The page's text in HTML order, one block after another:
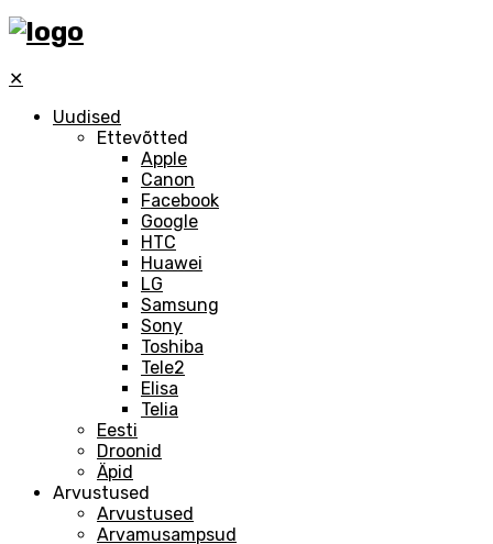
✕
Uudised
Ettevõtted
Apple
Canon
Facebook
Google
HTC
Huawei
LG
Samsung
Sony
Toshiba
Tele2
Elisa
Telia
Eesti
Droonid
Äpid
Arvustused
Arvustused
Arvamusampsud